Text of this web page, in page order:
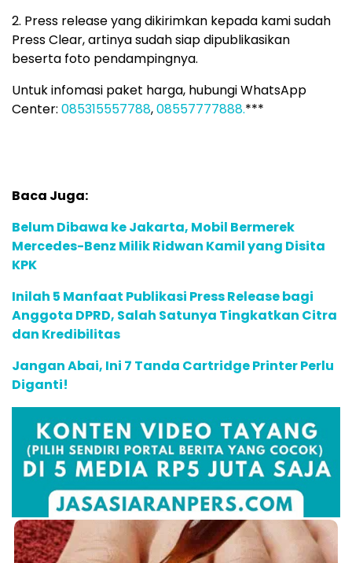
2. Press release yang dikirimkan kepada kami sudah
Press Clear, artinya sudah siap dipublikasikan
beserta foto pendampingnya.
Untuk infomasi paket harga, hubungi WhatsApp
Center: 085315557788,08557777888.***
Baca Juga:
Belum Dibawa ke Jakarta, Mobil Bermerek
Mercedes-Benz Milik Ridwan Kamil yang Disita
KPK
Inilah 5 Manfaat Publikasi Press Release bagi
Anggota DPRD, Salah Satunya Tingkatkan Citra
dan Kredibilitas
Jangan Abai, Ini 7 Tanda Cartridge Printer Perlu
Diganti!